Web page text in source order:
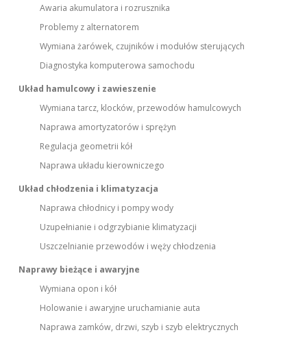
Awaria akumulatora i rozrusznika
Problemy z alternatorem
Wymiana żarówek, czujników i modułów sterujących
Diagnostyka komputerowa samochodu
Układ hamulcowy i zawieszenie
Wymiana tarcz, klocków, przewodów hamulcowych
Naprawa amortyzatorów i sprężyn
Regulacja geometrii kół
Naprawa układu kierowniczego
Układ chłodzenia i klimatyzacja
Naprawa chłodnicy i pompy wody
Uzupełnianie i odgrzybianie klimatyzacji
Uszczelnianie przewodów i węży chłodzenia
Naprawy bieżące i awaryjne
Wymiana opon i kół
Holowanie i awaryjne uruchamianie auta
Naprawa zamków, drzwi, szyb i szyb elektrycznych